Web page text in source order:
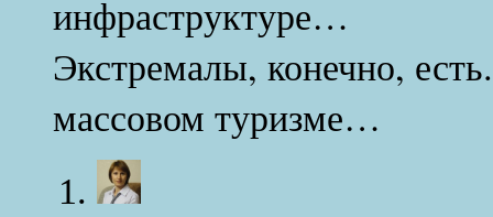
инфраструктуре…
Экстремалы, конечно,
массовом туризме…